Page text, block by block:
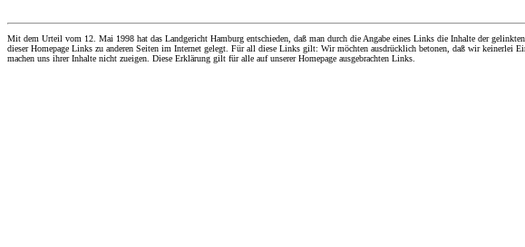
Mit dem Urteil vom 12. Mai 1998 hat das Landgericht Hamburg entschieden, daß man durch die Angabe eines Links die Inhalte der
dieser Homepage Links zu anderen Seiten im Internet gelegt. Für all diese Links gilt: Wir möchten ausdrücklich betonen, daß wir keinerlei
machen uns ihrer Inhalte nicht zueigen. Diese Erklärung gilt für alle auf unserer Homepage ausgebrachten Links.